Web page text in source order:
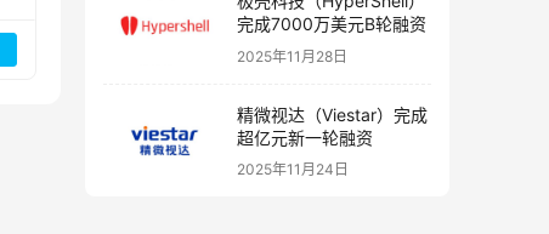
完成7000万美元B轮融资
2025年11月28日
精微视达（Viestar）完成
超亿元新一轮融资
2025年11月24日